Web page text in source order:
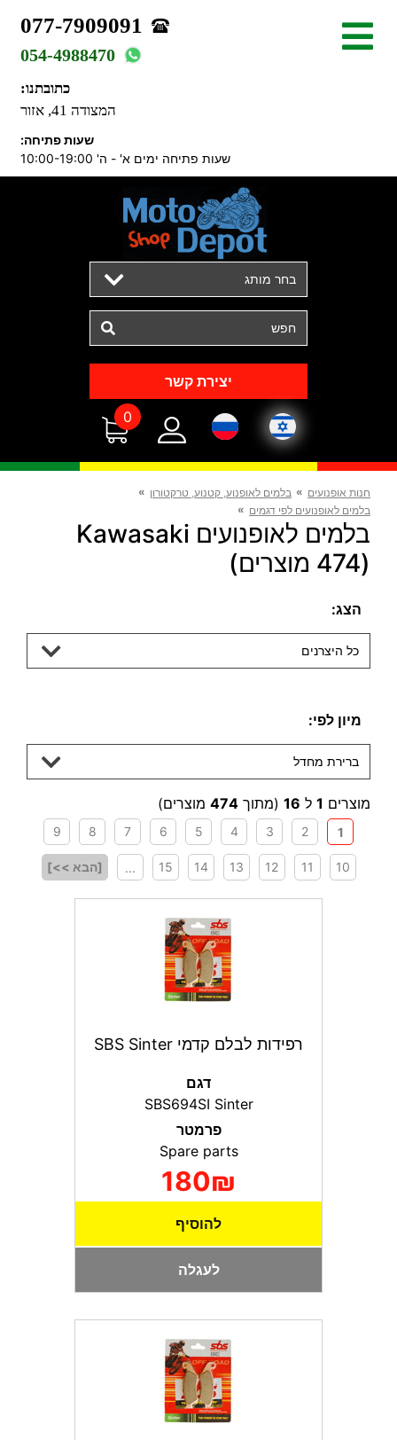
077-7909091
054-4988470
כתובתנו:
המצודה 41, אזור
שעות פתיחה:
שעות פתיחה ימים א' - ה' 10:00-19:00
בחר מותג
יצירת קשר
0
חנות אופנועים » בלמים לאופנוע, קטנוע, טרקטורון »
בלמים לאופנועים לפי דגמים »
בלמים לאופנועים Kawasaki
(474 מוצרים)
הצג:
כל היצרנים
מיון לפי:
ברירת מחדל
מוצרים 1 ל 16 (מתוך 474 מוצרים)
1
2
3
4
5
6
7
8
9
10
11
12
13
14
15
... [הבא >>]
רפידות לבלם קדמי SBS Sinter
דגם
SBS694SI Sinter
פרמטר
Spare parts
180₪
להוסיף
לעגלה